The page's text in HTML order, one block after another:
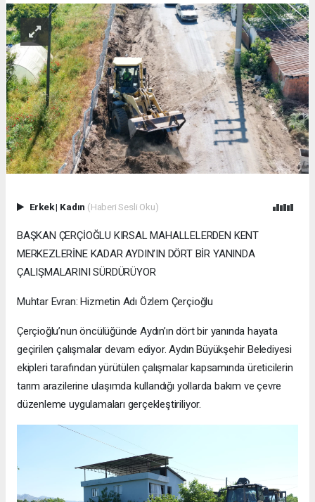
Erkek| Kadın (Haberi Sesli Oku)
BAŞKAN ÇERÇİOĞLU KIRSAL MAHALLELERDEN KENT
MERKEZLERİNE KADAR AYDIN’IN DÖRT BİR YANINDA
ÇALIŞMALARINI SÜRDÜRÜYOR
Muhtar Evran: Hizmetin Adı Özlem Çerçioğlu
Çerçioğlu’nun öncülüğünde Aydın’ın dört bir yanında hayata
geçirilen çalışmalar devam ediyor. Aydın Büyükşehir Belediyesi
ekipleri tarafından yürütülen çalışmalar kapsamında üreticilerin
tarım arazilerine ulaşımda kullandığı yollarda bakım ve çevre
düzenleme uygulamaları gerçekleştiriliyor.